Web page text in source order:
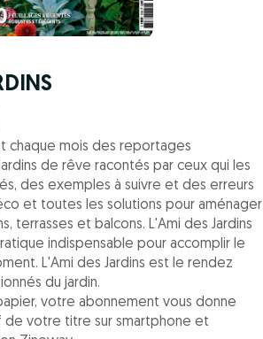
chaque mois des reportages
de rêve racontés par ceux qui les
des exemples à suivre et des erreurs
et toutes les solutions pour aménager
terrasses et balcons. L'Ami des Jardins
indispensable pour accomplir le
L'Ami des Jardins est le rendez
du jardin.
votre abonnement vous donne
de votre titre sur smartphone et